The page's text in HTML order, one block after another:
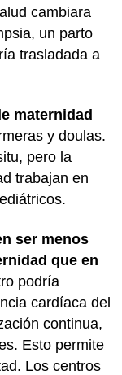
cambiara
un parto
trasladada a
maternidad
y doulas.
pero la
trabajan en
ser menos
que en
podría
cardíaca del
continua,
Esto permite
Los centros